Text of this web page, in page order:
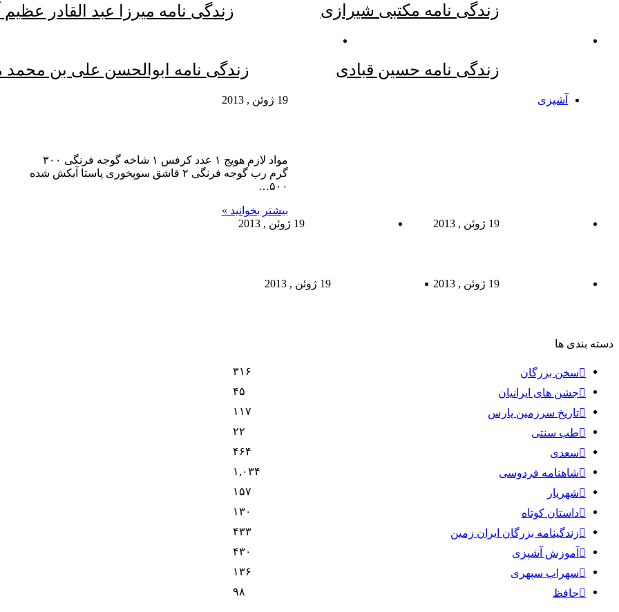
زندگی نامه مکتبی شیرازی زندگی نامه میرزا عبد القادر
زندگی نامه حسین قبادی زندگی نامه ابوالحسن علی بن
آشپزی 19 ژوئن , 2013
مواد لازم هویج ۱ عدد کرفس ۱ شاخه گوجه فرنگی ۳۰۰
گرم رب گوجه فرنگی ۲ قاشق سوپخوری پاستا آبکش شده
۵۰۰…
بیشتر بخوانید »
19 ژوئن , 2013
19 ژوئن , 2013
19 ژوئن , 2013 19 ژوئن , 2013
دسته بندی ها
سخن بزرگان
۳۱۶
جشن های ایرانیان
۴۵
تاریخ سرزمین پارس
۱۱۷
طب سنتی
۲۲
سعدی
۴۶۴
شاهنامه فردوسی
۱,۰۳۴
شهریار
۱۵۷
داستان کوتاه
۱۳۰
زندگینامه بزرگان ایران زمین
۴۳۳
آموزش آشپزی
۴۳۰
سهراب سپهری
۱۳۶
حافظ
۹۸